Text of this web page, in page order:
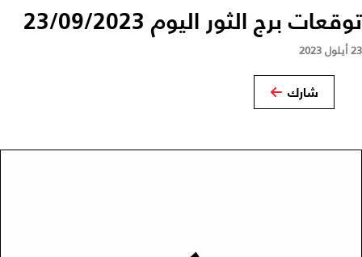
توقعات برج الثور اليوم 23/09/2023
23 أيلول 2023
شارك